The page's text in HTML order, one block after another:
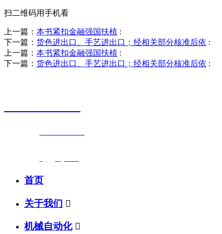
扫二维码用手机看
上一篇： 本书紧扣金融强国扶植 :
下一篇： 货色进出口、手艺进出口；经相关部分核准后依 :
上一篇： 本书紧扣金融强国扶植 :
下一篇： 货色进出口、手艺进出口；经相关部分核准后依 :
首页
关于我们 
机械自动化 